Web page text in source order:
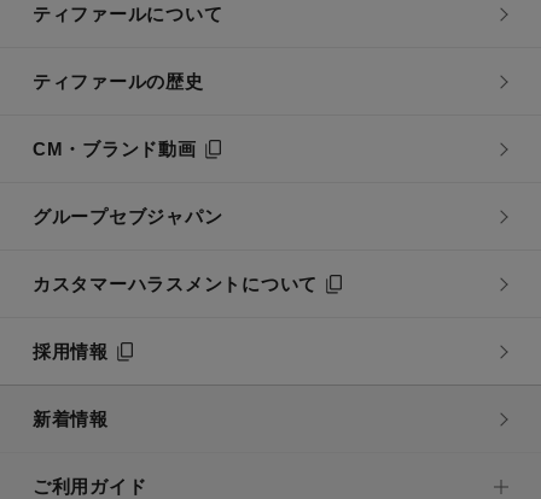
ティファールについて
ティファールの歴史
CM・ブランド動画
グループセブジャパン
カスタマーハラスメントについて
採用情報
新着情報
ご利用ガイド